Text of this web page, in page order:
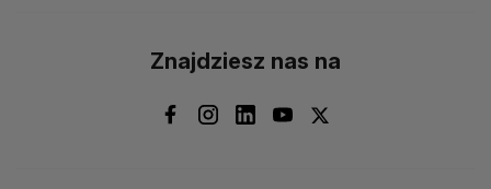
Znajdziesz nas na